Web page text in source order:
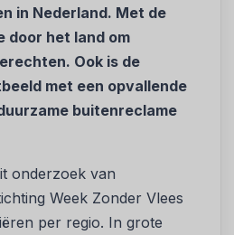
in Nederland. Met de
door het land om
Ook is de
met een opvallende
buitenreclame
onderzoek van
Week Zonder Vlees
per regio. In grote